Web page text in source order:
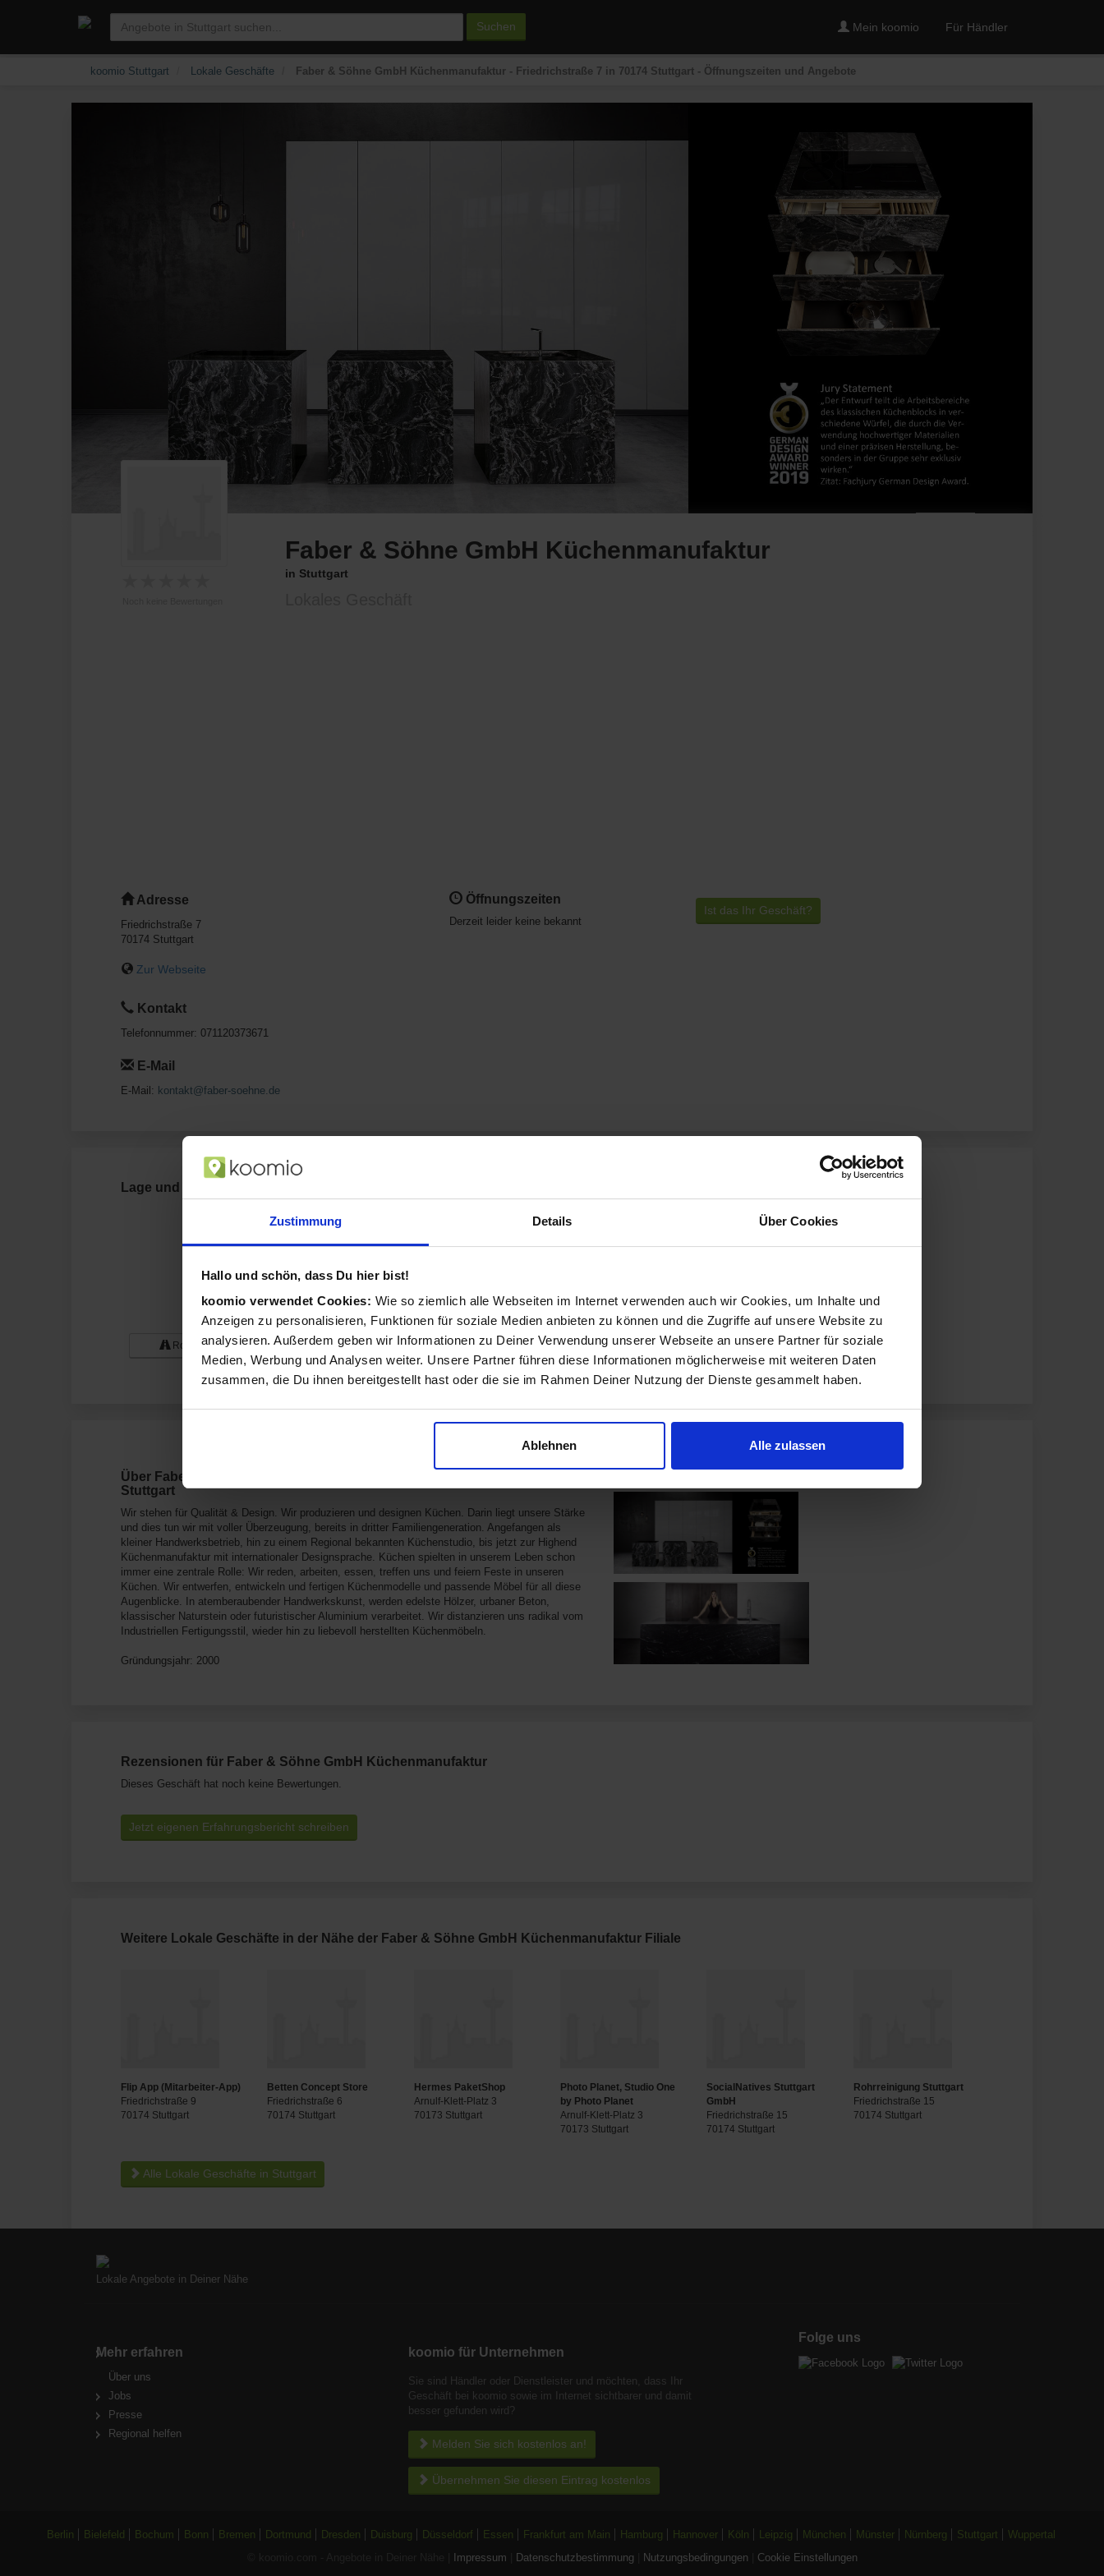
Zustimmung Details Über Cookies
Hallo und schön, dass Du hier bist!
koomio verwendet Cookies: Wie so ziemlich alle Webseiten im Internet verwenden auch wir Cookies, um Inhalte und
Anzeigen zu personalisieren, Funktionen für soziale Medien anbieten zu können und die Zugriffe auf unsere Website zu
analysieren. Außerdem geben wir Informationen zu Deiner Verwendung unserer Webseite an unsere Partner für soziale
Medien, Werbung und Analysen weiter. Unsere Partner führen diese Informationen möglicherweise mit weiteren Daten
zusammen, die Du ihnen bereitgestellt hast oder die sie im Rahmen Deiner Nutzung der Dienste gesammelt haben.
Ablehnen Alle zulassen
Suchen Mein koomio Für Händler
koomio Stuttgart Lokale Geschäfte Faber & Söhne GmbH Küchenmanufaktur - Friedrichstraße 7 in 70174 Stuttgart - Öffnungszeiten und Angebote
Faber & Söhne GmbH Küchenmanufaktur
in Stuttgart
Adresse
Friedrichstraße 7
70174 Stuttgart
Zur Webseite
Kontakt
Telefonnummer: 071120373671
E-Mail
E-Mail: kontakt@faber-soehne.de
Öffnungszeiten
Derzeit leider keine bekannt
Ist das Ihr Geschäft?
Lage und Anfahrt zu Faber & Söhne GmbH Küchenmanufaktur
Route zum Geschäft
Über Faber & Söhne GmbH Küchenmanufaktur Friedrichstraße 7 in
Stuttgart
Wir stehen für Qualität & Design. Wir produzieren und designen Küchen. Darin liegt unsere Stärke
und dies tun wir mit voller Überzeugung, bereits in dritter Familiengeneration. Angefangen als
kleiner Handwerksbetrieb, hin zu einem Regional bekannten Küchenstudio, bis jetzt zur Highend
Küchenmanufaktur mit internationaler Designsprache. Küchen spielten in unserem Leben schon
immer eine zentrale Rolle: Wir reden, arbeiten, essen, treffen uns und feiern Feste in unseren
Küchen. Wir entwerfen, entwickeln und fertigen Küchenmodelle und passende Möbel für all diese
Augenblicke. In atemberaubender Handwerkskunst, werden edelste Hölzer, urbaner Beton,
klassischer Naturstein oder futuristischer Aluminium verarbeitet. Wir distanzieren uns radikal vom
Industriellen Fertigungsstil, wieder hin zu liebevoll herstellten Küchenmöbeln.
Gründungsjahr: 2000
Rezensionen für Faber & Söhne GmbH Küchenmanufaktur
Dieses Geschäft hat noch keine Bewertungen.
Jetzt eigenen Erfahrungsbericht schreiben
Weitere Lokale Geschäfte in der Nähe der Faber & Söhne GmbH Küchenmanufaktur Filiale
Flip App (Mitarbeiter-App)
Friedrichstraße 9
70174 Stuttgart
Betten Concept Store
Friedrichstraße 6
70174 Stuttgart
Hermes PaketShop
Arnulf-Klett-Platz 3
70173 Stuttgart
Photo Planet, Studio One
by Photo Planet
Arnulf-Klett-Platz 3
70173 Stuttgart
SocialNatives Stuttgart
GmbH
Friedrichstraße 15
70174 Stuttgart
Rohrreinigung Stuttgart
Friedrichstraße 15
70174 Stuttgart
Alle Lokale Geschäfte in Stuttgart
Lokale Angebote in Deiner Nähe
Mehr erfahren
Über uns
Jobs
Presse
Regional helfen
koomio für Unternehmen
Sie sind Händler oder Dienstleister und möchten, dass Ihr
Geschäft bei koomio sowie im Internet sichtbarer und damit
besser gefunden wird?
Melden Sie sich kostenlos an!
Übernehmen Sie diesen Eintrag kostenlos
Folge uns
Berlin Bielefeld Bochum Bonn Bremen Dortmund Dresden Duisburg Düsseldorf Essen Frankfurt am Main Hamburg Hannover Köln Leipzig München Münster Nürnberg Stuttgart
Wuppertal
Impressum Datenschutzbestimmung Nutzungsbedingungen Cookie Einstellungen